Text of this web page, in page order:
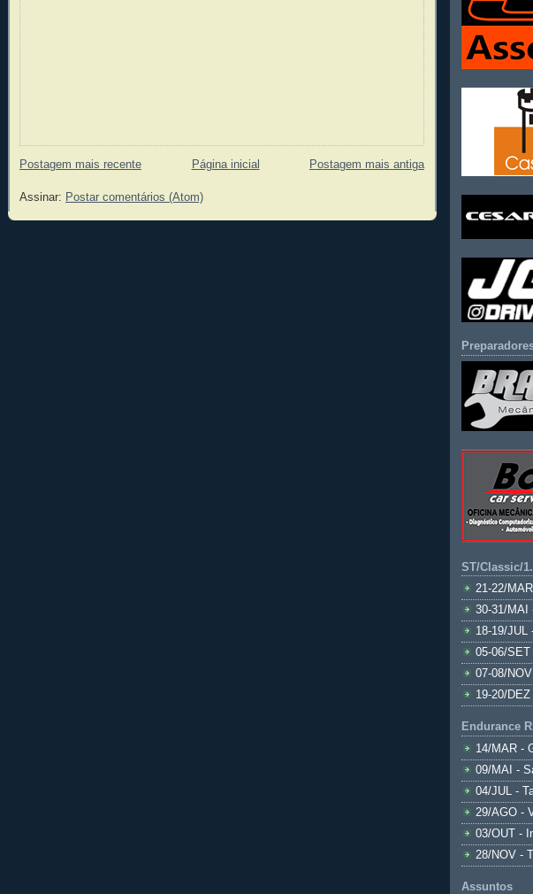
Postagem mais recente Postagem mais antiga
Página inicial
Assinar: Postar comentários (Atom)
ST/Classic/
21-22/
30-31/MAI
18-19/JUL
05-06/
07-08/
19-20/
Endurance
14/MAR -
09/MAI -
04/JUL -
29/AGO -
03/OUT -
28/NOV -
Assuntos